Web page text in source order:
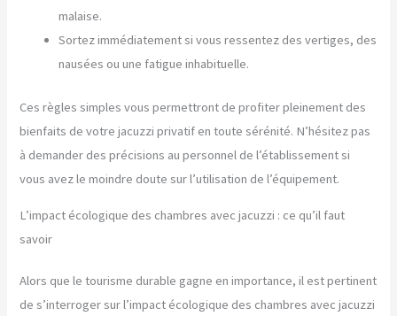
malaise.
Sortez immédiatement si vous ressentez des vertiges, des
nausées ou une fatigue inhabituelle.
Ces règles simples vous permettront de profiter pleinement des
bienfaits de votre jacuzzi privatif en toute sérénité. N’hésitez pas
à demander des précisions au personnel de l’établissement si
vous avez le moindre doute sur l’utilisation de l’équipement.
L’impact écologique des chambres avec jacuzzi : ce qu’il faut
savoir
Alors que le tourisme durable gagne en importance, il est pertinent
de s’interroger sur l’impact écologique des chambres avec jacuzzi